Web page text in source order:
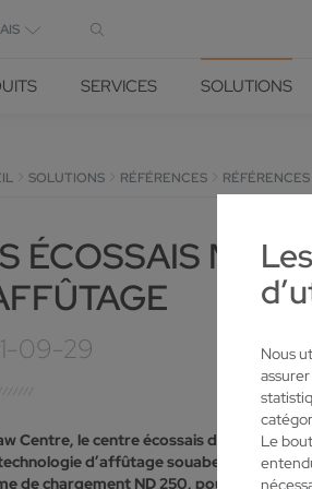
Nous
Le
SERVICES SOLUTIONS
SOLUTIONS RÉFÉRENCES
ÉCOSSAIS
09-29
Centre, le centre écossais d’affûtage
d’affûtage souabe de
de chargement ND 250, pour affûter en